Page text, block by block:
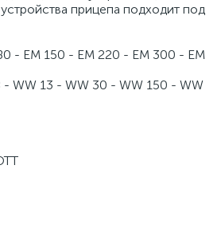
прицепа подходит под
- EM 150 - EM 220 - EM 300 - EM
- WW 13 - WW 30 - WW 150 - WW